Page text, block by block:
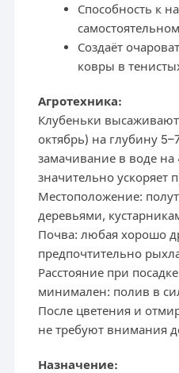
Способность к
Создаёт
ковры в
Агротехника:
Клубеньки
октябрь) на глубину
замачивание в воде на
значительно ускоряет
Местоположение:
деревьями,
Почва: любая хорошо
предпочтительно
Расстояние при
минимален: полив в
После цветения и
не требуют внимания
Назначение: